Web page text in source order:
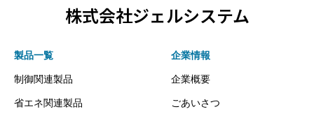
株式会社ジェルシステム
製品一覧
制御関連製品
省エネ関連製品
企業情報
企業概要
ごあいさつ